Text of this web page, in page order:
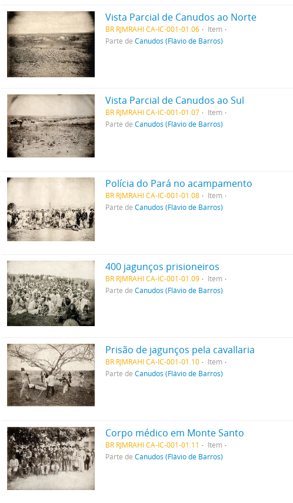
Vista Parcial de Canudos ao Norte
BR RJMRAHI CA-IC-001-01.06
Item
Parte deCanudos (Flávio de Barros)
Vista Parcial de Canudos ao Sul
BR RJMRAHI CA-IC-001-01.07
Item
Parte deCanudos (Flávio de Barros)
Polícia do Pará no acampamento
BR RJMRAHI CA-IC-001-01.08
Item
Parte deCanudos (Flávio de Barros)
400 jagunços prisioneiros
BR RJMRAHI CA-IC-001-01.09
Item
Parte deCanudos (Flávio de Barros)
Prisão de jagunços pela cavallaria
BR RJMRAHI CA-IC-001-01.10
Item
Parte deCanudos (Flávio de Barros)
Corpo médico em Monte Santo
BR RJMRAHI CA-IC-001-01.11
Item
Parte deCanudos (Flávio de Barros)